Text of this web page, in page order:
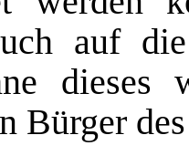
auf
dieses
Bürger